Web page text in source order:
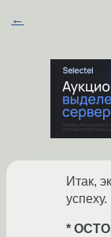
←
Итак,
успеху.
*